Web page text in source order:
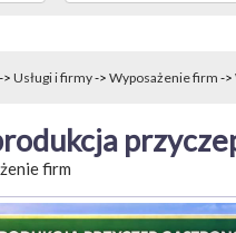
-> Usługi i firmy-> Wyposażenie firm ->
firm